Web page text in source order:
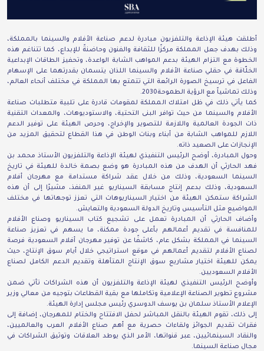
أطلقت هيئة الإذاعة والتلفزيون مبادرة لدعم صناعة الأفلام والسينما بالمملكة،
وذلك بهدف جعل المملكة مركزًا للثقافة والفنون وحاضنةً للإبداع، كما تتناغم هذه
الخطوة مع التزام الهيئة بدعم المواهب الشابة الواعدة، وتحفيز الطاقات الإبداعية
الخلّاقة في حقلي صناعة الأفلام والسينما اللذان يتسمان بقدرتهما على الإسهام
الفاعل في ترسيخ الصورة الرائعة التي تتمتع بها المملكة في مختلف أنحاء العالم،
وذلك تماشياً مع الرؤية الطموحة2030.
كما يأتي ذلك في ظل امتلاك المملكة لمقومات قادرة على تلبية متطلبات صناعة
الأفلام والسينما من حيث توافر البنى التحتية، والاستوديوهات، والمعدات التقنية
ذات الجودة العالمية واللازمة للتصوير والإخراج، وحرص الهيئة على توفير الدعم
اللازم للمواهب الشابة من أبناء وبنات الوطن في هذا القطاع لتحقيق المزيد من
الإنجازات على الصعيد ذاته.
وحول المبادرة، أوضح الرئيس التنفيذي لهيئة الإذاعة والتلفزيون الأستاذ محمد بن
فهد الحارثي أن الهدف من هذه المبادرة هو وضع بصمة خالدة للهيئة في تاريخ
السينما السعودية، وذلك من خلال عقد شراكة مستدامة مع مهرجان أفلام
السعودية، وذلك بدعم إنتاج مسابقة السيناريو غير المنفذ، مشيرًا إلى أن هذه
الشراكة ستمكن الهيئة من اختيار السيناريوهات التي تعزز توجهاتها في مختلف
المواضيع مثل التأسيس وتاريخ الدولة السعودية والتعايش.
وأضاف الحارثي أن المبادرة تعمل على تشجيع كتاب السيناريو وصناع الأفلام
للمنافسة في تقديم أعمالهم بأعلى جودة ممكنة، ما يسهم في تعزيز صناعة
السينما في المملكة بشكل عام، كاشفًا عن توفير مهرجان أفلام السعودية فرصة
لصناع الأفلام لتقديم أعمالهم في موقع استراتيجي خلال أيام سوق الإنتاج، حيث
يمكن للهيئة اختيار مشاريع سوق الإنتاج المتأهلة وتقديم الدعم الكامل لصناع
الأفلام السعوديين.
وأوضح الرئيس التنفيذي لهيئة الإذاعة والتلفزيون أن هذه الشراكات تأتي ضمن
مشروع تطوير الصناعة الإعلامية وتكاملها مع بقية القطاعات بتوجيه من معالي وزير
الإعلام الأستاذ سلمان بن يوسف الدوسري رئيس مجلس إدارة الهيئة.
إلى ذلك، تقوم الهيئة بالنقل المباشر لحفل الافتتاح والختام للمهرجان، إضافة إلى
فقرات تقديم الجوائز ولقاءات حصرية مع أهم صناع الأفلام العرب والعالميين،
والنقاد السينمائيين، عبر قنواتها، الأمر الذي يوطد العلاقات وتوثيق الشراكات في
مجال صناعة السينما.